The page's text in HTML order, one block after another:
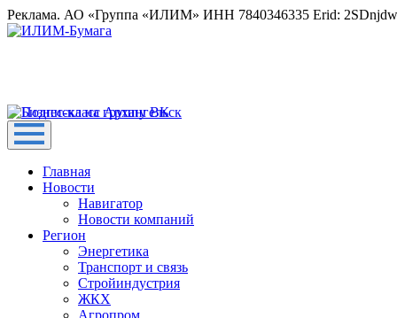
Реклама. АО «Группа «ИЛИМ» ИНН 7840346335 Erid:
Главная
Новости
Навигатор
Новости компаний
Регион
Энергетика
Транспорт и связь
Стройиндустрия
ЖКХ
Агропром